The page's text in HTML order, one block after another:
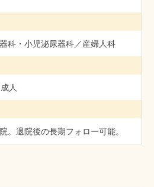
科・小児泌尿器科／産婦人科
人
。退院後の長期フォロー可能。